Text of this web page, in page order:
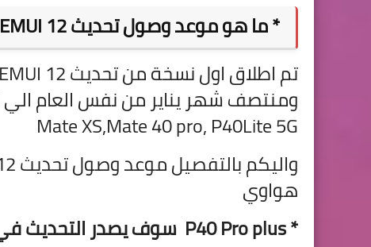
* ما هو موعد وصول تحديثEMUI 12
تم اطلاق اول نسخة من تحديث
Mate XS,Mate 40 pro, P40Lite 5G
واليكم بالتفصيل موعد وصول تحديث
هواوي
* P40 Pro plus سوف يصدر التحديث في منتصف فبراير